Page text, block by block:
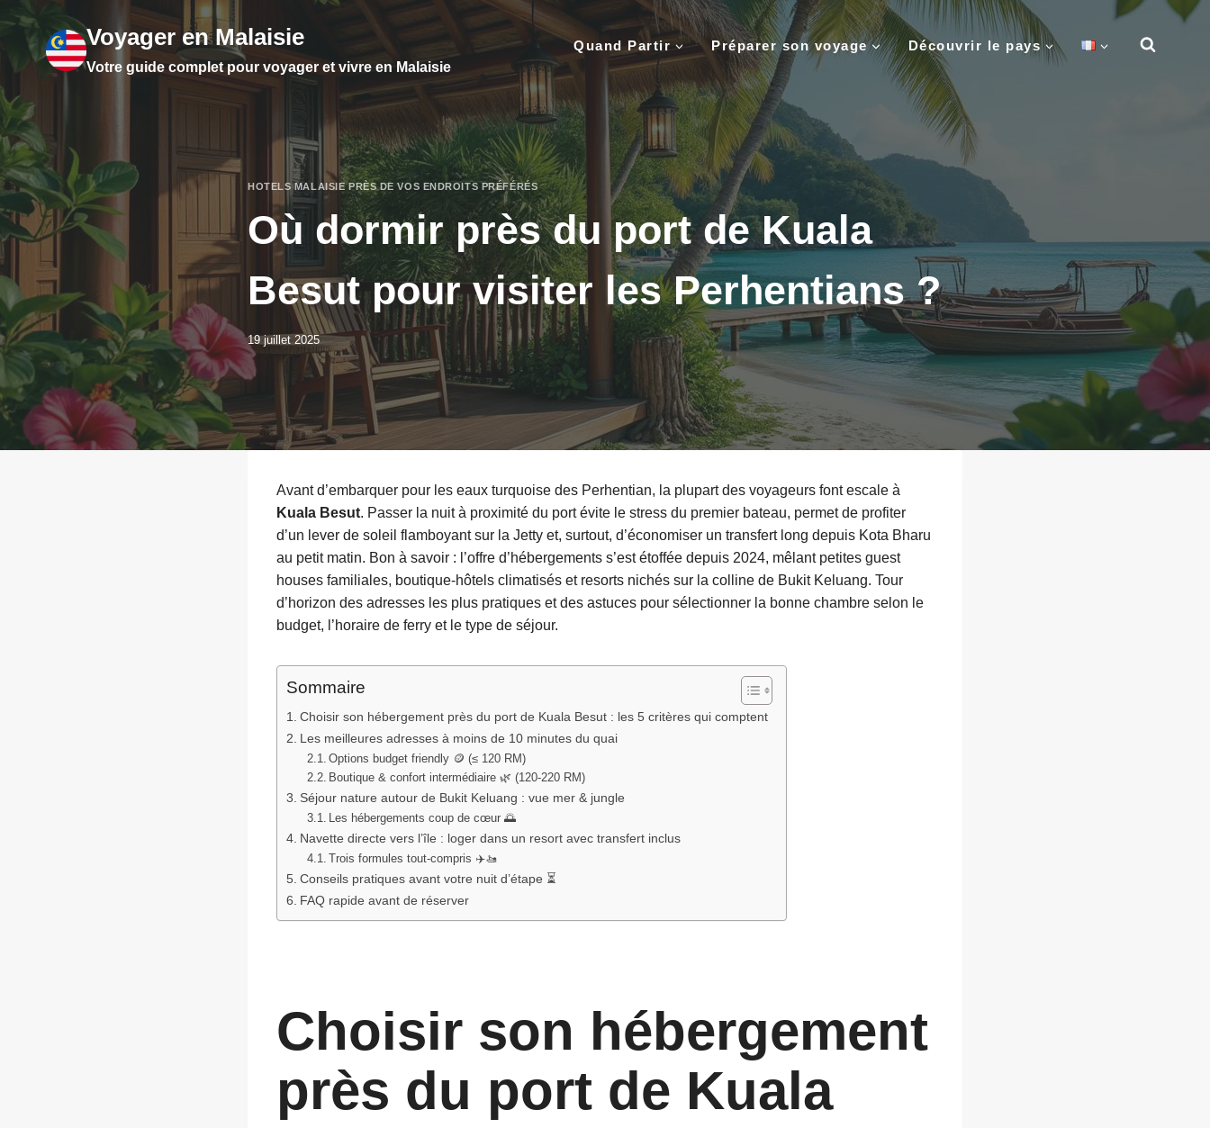
contenu
Voyager en Malaisie
Votre guide complet pour voyager et vivre en Malaisie
Quand Partir Préparer son voyage Découvrir le pays
HOTELS MALAISIE PRÈS DE VOS ENDROITS PRÉFÉRÉS
Où dormir près du port de Kuala
Besut pour visiter les Perhentians ?
19 juillet 2025
Avant d’embarquer pour les eaux turquoise des Perhentian, la plupart des voyageurs font escale à
Kuala Besut. Passer la nuit à proximité du port évite le stress du premier bateau, permet de profiter
d’un lever de soleil flamboyant sur la Jetty et, surtout, d’économiser un transfert long depuis Kota Bharu
au petit matin. Bon à savoir : l’offre d’hébergements s’est étoffée depuis 2024, mêlant petites guest
houses familiales, boutique-hôtels climatisés et resorts nichés sur la colline de Bukit Keluang. Tour
d’horizon des adresses les plus pratiques et des astuces pour sélectionner la bonne chambre selon le
budget, l’horaire de ferry et le type de séjour.
Sommaire
Choisir son hébergement près du port de Kuala Besut : les 5 critères qui comptent
Les meilleures adresses à moins de 10 minutes du quai
Options budget friendly 🪙 (≤ 120 RM)
Boutique & confort intermédiaire 🌿 (120-220 RM)
Séjour nature autour de Bukit Keluang : vue mer & jungle
Les hébergements coup de cœur 🌅
Navette directe vers l’île : loger dans un resort avec transfert inclus
Trois formules tout-compris ✈️🚤
Conseils pratiques avant votre nuit d’étape ⏳
FAQ rapide avant de réserver
Choisir son hébergement
près du port de Kuala